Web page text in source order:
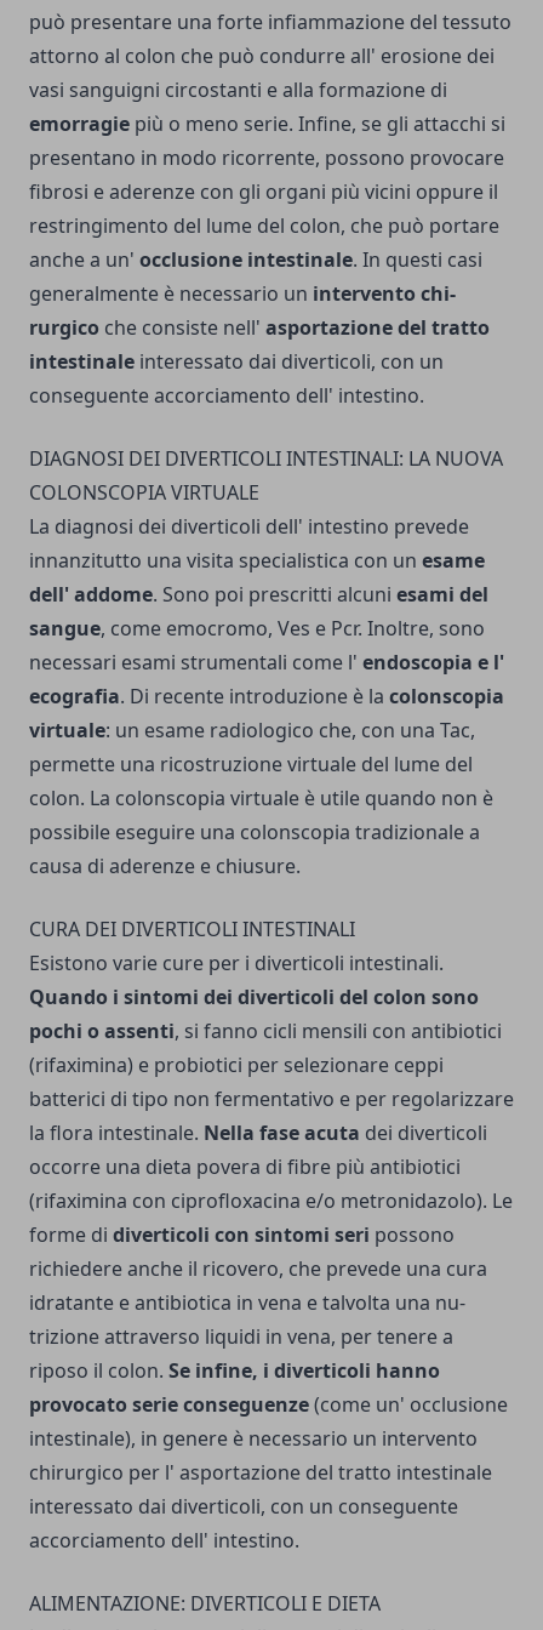
può presentare una forte infiammazione del tessuto
at­torno al colon che può con­durre all' erosione dei
vasi sanguigni circostanti e alla formazione di
emorragie più o meno serie. Infine, se gli attacchi si
presentano in mo­do ricorrente, possono provocare
fibrosi e aderenze con gli organi più vicini oppure il
restringimento del lume del colon, che può portare
anche a un' occlusione intestinale. In questi casi
generalmente è necessario un intervento chi­
rurgico che consiste nell' asportazione del tratto
intestinale inte­ressato dai diverticoli, con un
conseguente accorciamento dell' intestino.
DIAGNOSI DEI DIVERTICOLI INTESTINALI: LA NUOVA
COLONSCOPIA VIRTUALE
La diagnosi dei diverticoli dell' intestino preve­de
innanzitutto una visita specialistica con un esame
dell' addome. Sono poi prescritti alcuni esami del
sangue, come emocromo, Ves e Pcr. Inoltre, sono
necessari esami strumentali come l' endoscopia e l'
ecografia. Di recente introduzione è la colonscopia
virtuale: un esame radiologico che, con una Tac,
permette una ricostruzione virtua­le del lume del
colon. La colonscopia virtuale è utile quando non è
possibile eseguire una colonscopia tradi­zionale a
causa di aderenze e chiusure.
CURA DEI DIVERTICOLI INTESTINALI
Esistono varie cure per i diverticoli intestinali.
Quando i sintomi dei diverticoli del colon sono
pochi o assenti, si fanno cicli mensili con antibiotici
(rifaximina) e probiotici per seleziona­re ceppi
batterici di tipo non fermentativo e per regolarizzare
la flora in­testinale. Nella fase acuta dei diverticoli
occorre una dieta povera di fibre più antibiotici
(rifaximina con ciprofloxacina e/o metronidazolo). Le
for­me di diverticoli con sintomi seri possono
richie­dere anche il ricovero, che prevede una cura
idratante e antibiotica in vena e talvolta una nu­
trizione attraverso liqui­di in vena, per tenere a
riposo il colon. Se infine, i diverticoli hanno
provocato serie conseguenze(come un' occlusione
intestinale), in genere è necessario un intervento
chi­rurgico per l' asportazione del tratto intestinale
inte­ressato dai diverticoli, con un conseguente
accorciamento dell' intestino.
ALIMENTAZIONE: DIVERTICOLI E DIETA